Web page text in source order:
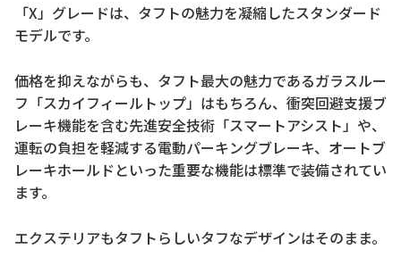
「X」グレードは、タフトの魅力を凝縮したスタンダード
モデルです。
価格を抑えながらも、タフト最大の魅力であるガラスルー
フ「スカイフィールトップ」はもちろん、衝突回避支援ブ
レーキ機能を含む先進安全技術「スマートアシスト」や、
運転の負担を軽減する電動パーキングブレーキ、オートブ
レーキホールドといった重要な機能は標準で装備されてい
ます。
エクステリアもタフトらしいタフなデザインはそのまま。